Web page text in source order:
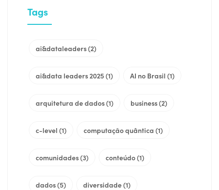
Tags
ai&dataleaders(2)
ai&data leaders 2025(1) AI no Brasil (1)
arquitetura de dados(1) business(2)
c-level (1) computação quântica (1)
comunidades(3) conteúdo(1)
dados(5) diversidade(1)